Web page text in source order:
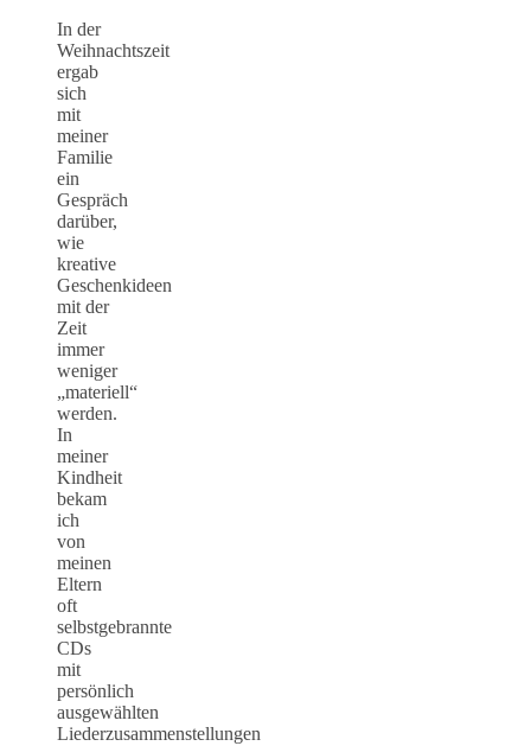
In der
Weihnachtszeit
ergab
sich
mit
meiner
Familie
ein
Gespräch
darüber,
wie
kreative
Geschenkideen
mit der
Zeit
immer
weniger
„materiell“
werden.
In
meiner
Kindheit
bekam
ich
von
meinen
Eltern
oft
selbstgebrannte
CDs
mit
persönlich
ausgewählten
Liederzusammenstellungen